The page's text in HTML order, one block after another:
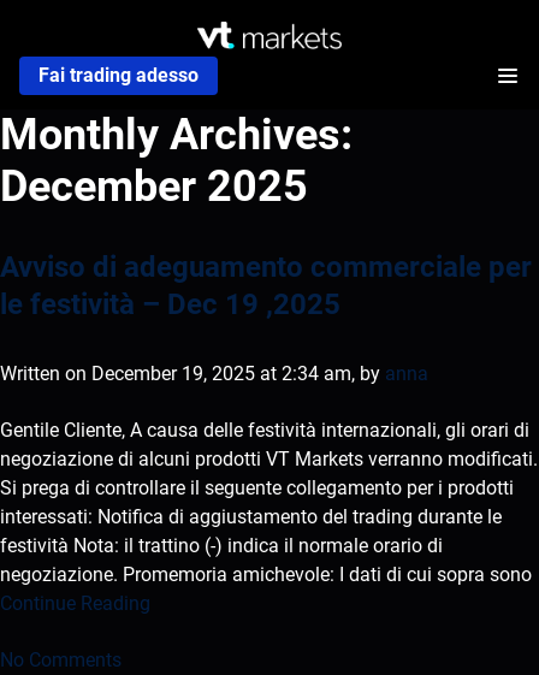
Fai trading adesso
Monthly Archives:
December 2025
Avviso di adeguamento commerciale per
le festività – Dec 19 ,2025
Written on December 19, 2025 at 2:34 am, by anna
Gentile Cliente, A causa delle festività internazionali, gli orari di
negoziazione di alcuni prodotti VT Markets verranno modificati.
Si prega di controllare il seguente collegamento per i prodotti
interessati: Notifica di aggiustamento del trading durante le
festività Nota: il trattino (-) indica il normale orario di
negoziazione. Promemoria amichevole: I dati di cui sopra sono
Continue Reading
No Comments